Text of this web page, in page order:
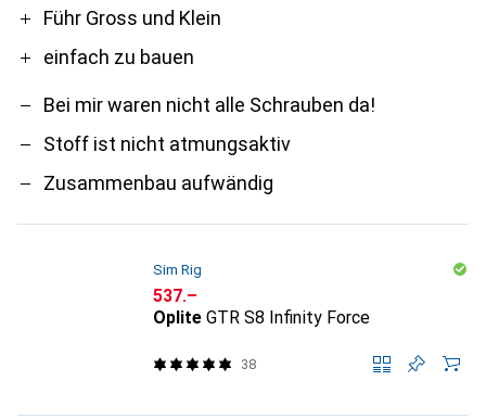
Führ Gross und Klein
einfach zu bauen
Bei mir waren nicht alle Schrauben da!
Stoff ist nicht atmungsaktiv
Zusammenbau aufwändig
Sim Rig
CHF
537.–
Oplite GTR S8 Infinity Force
38